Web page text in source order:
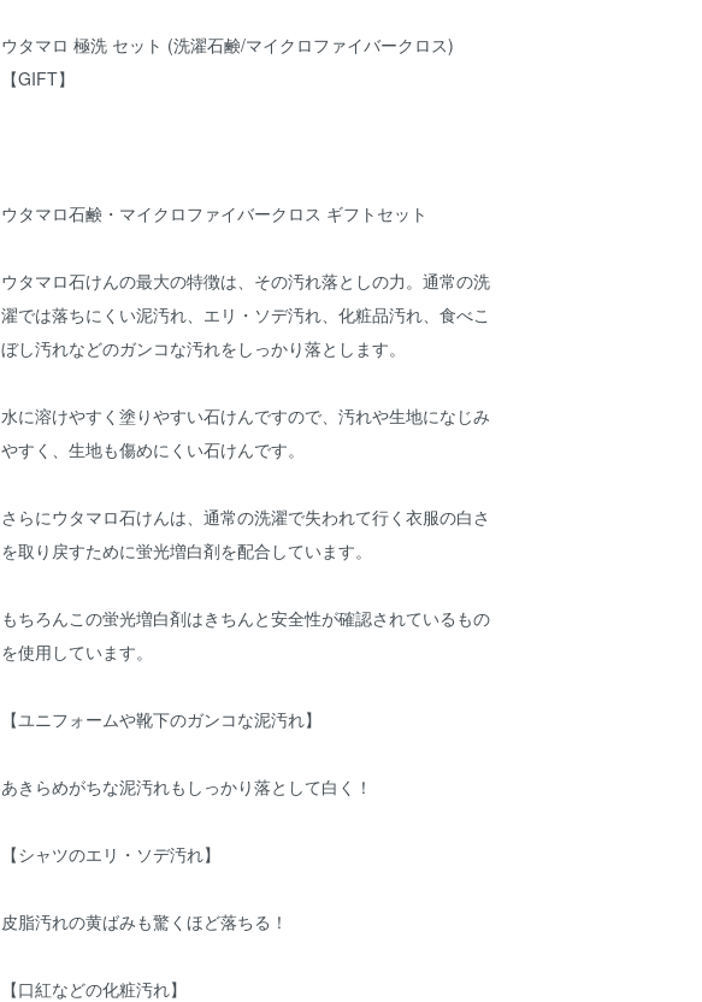
ウタマロ 極洗 セット (洗濯石鹸/マイクロファイバークロス)
【GIFT】
ウタマロ石鹸・マイクロファイバークロス ギフトセット
ウタマロ石けんの最大の特徴は、その汚れ落としの力。通常の洗
濯では落ちにくい泥汚れ、エリ・ソデ汚れ、化粧品汚れ、食べこ
ぼし汚れなどのガンコな汚れをしっかり落とします。
水に溶けやすく塗りやすい石けんですので、汚れや生地になじみ
やすく、生地も傷めにくい石けんです。
さらにウタマロ石けんは、通常の洗濯で失われて行く衣服の白さ
を取り戻すために蛍光増白剤を配合しています。
もちろんこの蛍光増白剤はきちんと安全性が確認されているもの
を使用しています。
【ユニフォームや靴下のガンコな泥汚れ】
あきらめがちな泥汚れもしっかり落として白く！
【シャツのエリ・ソデ汚れ】
皮脂汚れの黄ばみも驚くほど落ちる！
【口紅などの化粧汚れ】